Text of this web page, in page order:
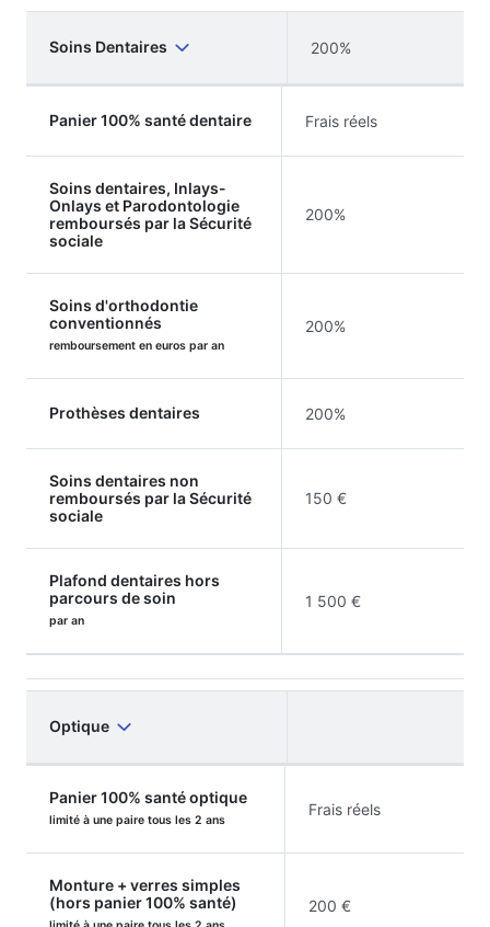
Soins Dentaires 200%
Panier 100% santé dentaire Frais réels
Soins dentaires, Inlays-
Onlays et Parodontologie
remboursés par la Sécurité
sociale
200%
Soins d'orthodontie
conventionnés
remboursement en euros par an
200%
Prothèses dentaires 200%
Soins dentaires non
remboursés par la Sécurité
sociale
150 €
Plafond dentaires hors
parcours de soin
par an
1 500 €
Optique
Panier 100% santé optique
limité à une paire tous les 2 ans
Frais réels
Monture + verres simples
(hors panier 100% santé)
200 €